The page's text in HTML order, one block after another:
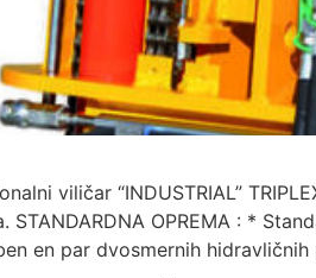
viličar “INDUSTRIAL”
STANDARDNA OPREMA : *
en par dvosmernih